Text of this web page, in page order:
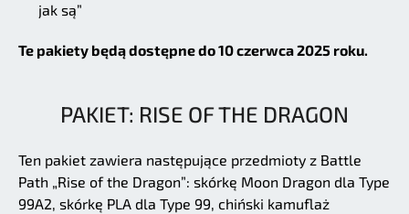
jak są”
Te pakiety będą dostępne do 10 czerwca 2025 roku.
PAKIET: RISE OF THE DRAGON
Ten pakiet zawiera następujące przedmioty z Battle
Path „Rise of the Dragon”: skórkę Moon Dragon dla Type
99A2, skórkę PLA dla Type 99, chiński kamuflaż